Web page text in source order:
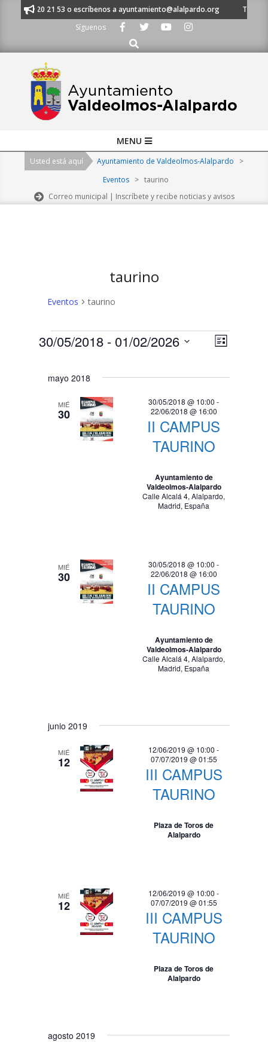
al 91 620 21 53 o escríbenos a ayuntamiento@alalpardo.org
TE
Síguenos
Buscar
Navigation
MENU
Usted está aquí Ayuntamiento de Valdeolmos-Alalpardo
>
Eventos > taurino
Correo municipal | Inscríbete y recibe noticias y avisos
taurino
Eventos taurino
Eventos
N
v
e
g
a
i
ó
e
v
i
t
a
N
d
E
v
o
Lista
30/05/2018 - 01/02/2026
fecha.
mayo 2018
MIÉ
30
II CAMPUS
TAURINO
30/05/2018 @ 10:00 -
22/06/2018 @ 16:00
Ayuntamiento de
Valdeolmos-Alalpardo
Calle Alcalá 4, Alalpardo,
Madrid, España
MIÉ
30
II CAMPUS
TAURINO
30/05/2018 @ 10:00 -
22/06/2018 @ 16:00
Ayuntamiento de
Valdeolmos-Alalpardo
Calle Alcalá 4, Alalpardo,
Madrid, España
junio 2019
MIÉ
12
III CAMPUS
TAURINO
12/06/2019 @ 10:00 -
07/07/2019 @ 01:55
Plaza de Toros de
Alalpardo
MIÉ
12
III CAMPUS
TAURINO
12/06/2019 @ 10:00 -
07/07/2019 @ 01:55
Plaza de Toros de
Alalpardo
agosto 2019